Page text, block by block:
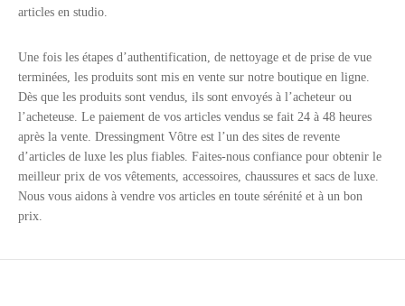
articles en studio.
Une fois les étapes d’authentification, de nettoyage et de prise de vue
terminées, les produits sont mis en vente sur notre boutique en ligne.
Dès que les produits sont vendus, ils sont envoyés à l’acheteur ou
l’acheteuse. Le paiement de vos articles vendus se fait 24 à 48 heures
après la vente. Dressingment Vôtre est l’un des sites de revente
d’articles de luxe les plus fiables. Faites-nous confiance pour obtenir le
meilleur prix de vos vêtements, accessoires, chaussures et sacs de luxe.
Nous vous aidons à vendre vos articles en toute sérénité et à un bon
prix.